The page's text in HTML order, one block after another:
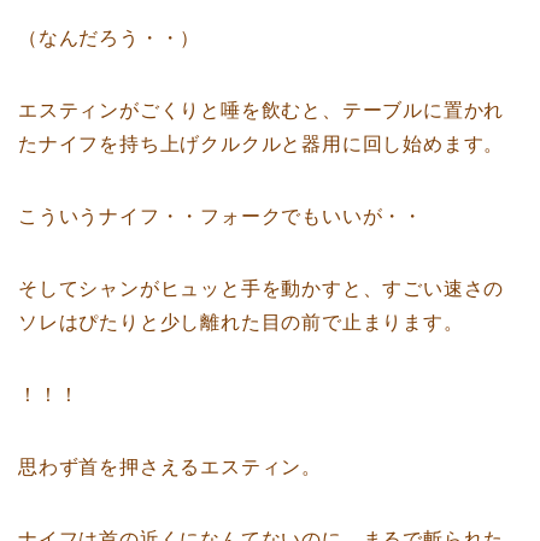
（なんだろう・・）
エスティンがごくりと唾を飲むと、テーブルに置かれ
たナイフを持ち上げクルクルと器用に回し始めます。
こういうナイフ・・フォークでもいいが・・
そしてシャンがヒュッと手を動かすと、すごい速さの
ソレはぴたりと少し離れた目の前で止まります。
！！！
思わず首を押さえるエスティン。